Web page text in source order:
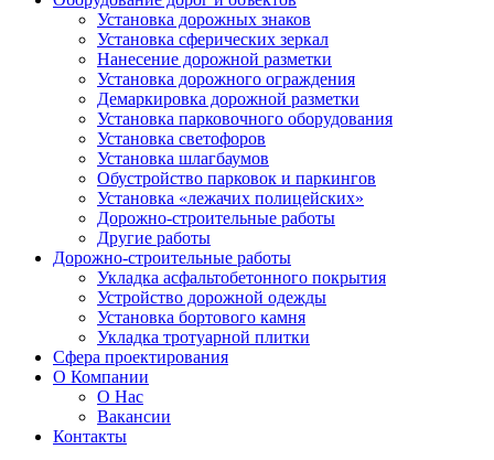
Установка дорожных знаков
Установка сферических зеркал
Нанесение дорожной разметки
Установка дорожного ограждения
Демаркировка дорожной разметки
Установка парковочного оборудования
Установка светофоров
Установка шлагбаумов
Обустройство парковок и паркингов
Установка «лежачих полицейских»
Дорожно-строительные работы
Другие работы
Дорожно-строительные работы
Укладка асфальтобетонного покрытия
Устройство дорожной одежды
Установка бортового камня
Укладка тротуарной плитки
Сфера проектирования
О Компании
О Нас
Вакансии
Контакты